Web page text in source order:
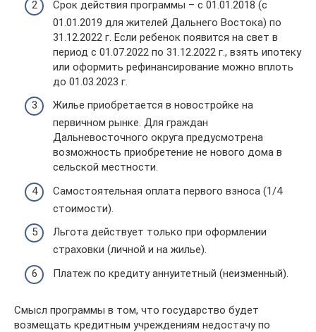
Срок действия программы – с 01.01.2018 (с
01.01.2019 для жителей Дальнего Востока) по
31.12.2022 г. Если ребенок появится на свет в
период с 01.07.2022 по 31.12.2022 г., взять ипотеку
или оформить рефинансирование можно вплоть
до 01.03.2023 г.
Жилье приобретается в новостройке на
первичном рынке. Для граждан
Дальневосточного округа предусмотрена
возможность приобретение не нового дома в
сельской местности.
Самостоятельная оплата первого взноса (1/4
стоимости).
Льгота действует только при оформлении
страховки (личной и на жилье).
Платеж по кредиту аннуитетный (неизменный).
Смысл программы в том, что государство будет
возмещать кредитным учреждениям недостачу по